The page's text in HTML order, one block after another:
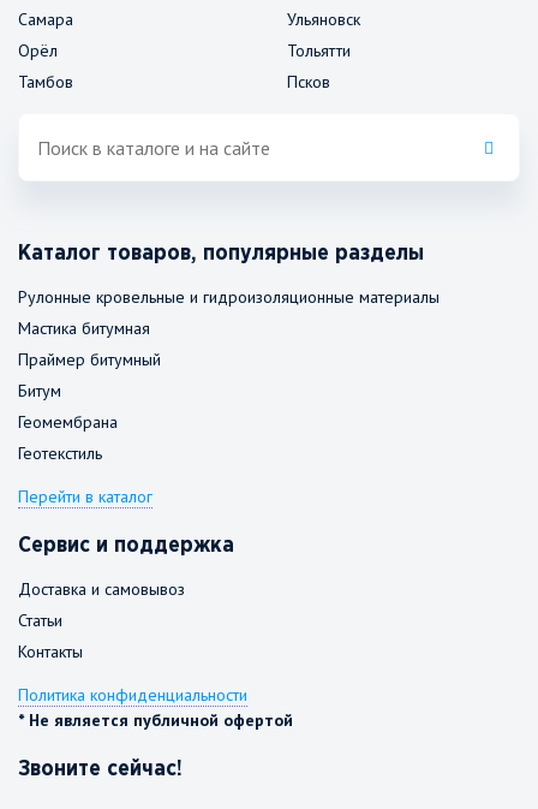
Самара
Орёл
Тамбов
Ульяновск
Тольятти
Псков
Каталог товаров, популярные разделы
Рулонные кровельные и гидроизоляционные материалы
Мастика битумная
Праймер битумный
Битум
Геомембрана
Геотекстиль
Перейти в каталог
Сервис и поддержка
Доставка и самовывоз
Статьи
Контакты
Политика конфиденциальности
* Не является публичной офертой
Звоните сейчас!